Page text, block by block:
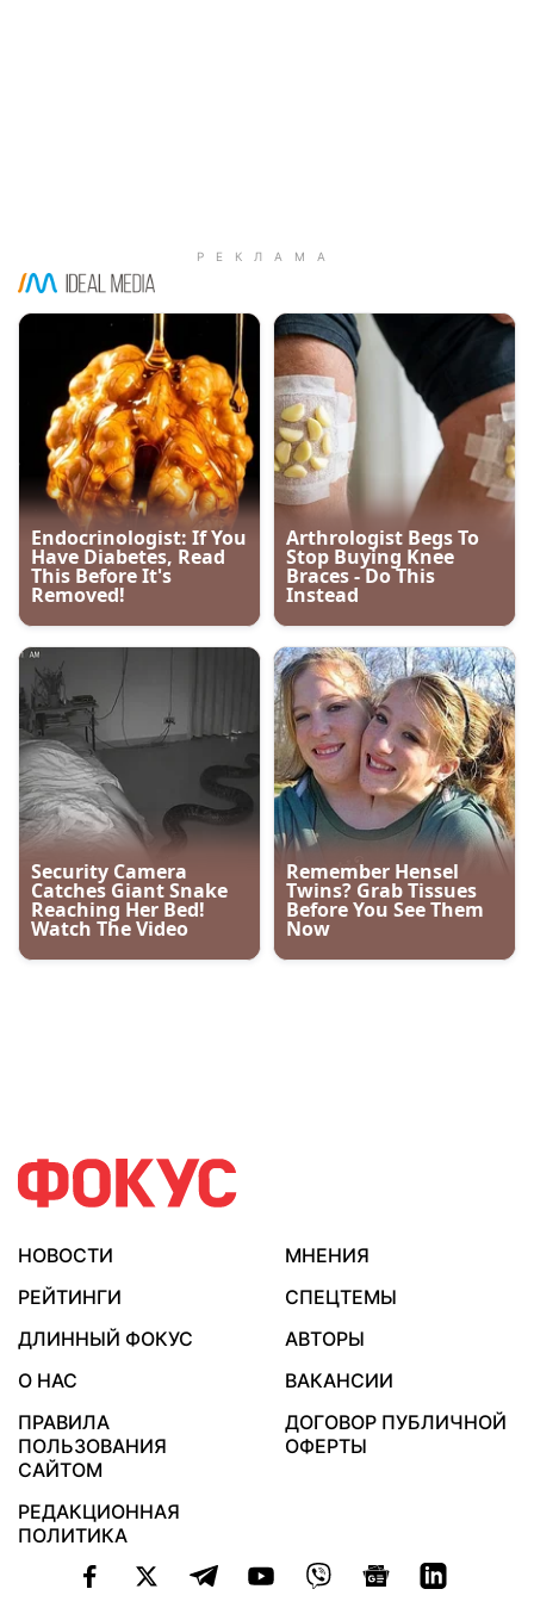
НОВОСТИ
МНЕНИЯ
РЕЙТИНГИ
СПЕЦТЕМЫ
ДЛИННЫЙ ФОКУС
АВТОРЫ
О НАС
ВАКАНСИИ
ПРАВИЛА
ПОЛЬЗОВАНИЯ
САЙТОМ
ДОГОВОР ПУБЛИЧНОЙ
ОФЕРТЫ
РЕДАКЦИОННАЯ
ПОЛИТИКА